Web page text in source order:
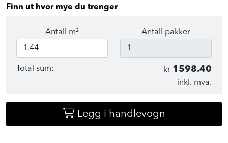
Finn ut hvor mye du trenger
Antall m² Antall pakker
Total sum: kr 1598.40
inkl. mva.
Legg i handlevogn